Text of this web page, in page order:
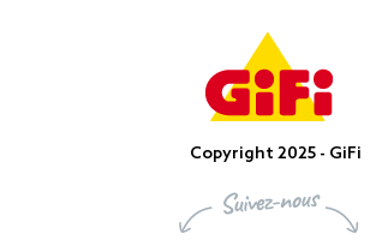
Copyright 2025 - GiFi